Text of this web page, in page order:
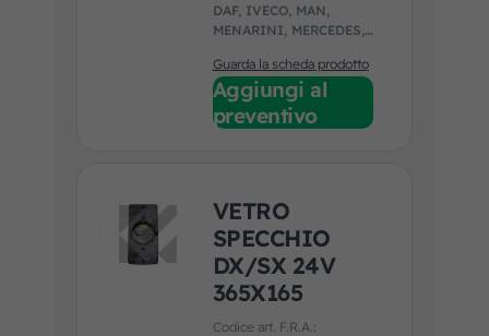
DAF, IVECO, MAN,
MENARINI, MERCEDES,
Guarda la scheda prodotto
Aggiungi al
preventivo
VETRO
SPECCHIO
DX/SX 24V
365X165
Codice art. F.R.A.: